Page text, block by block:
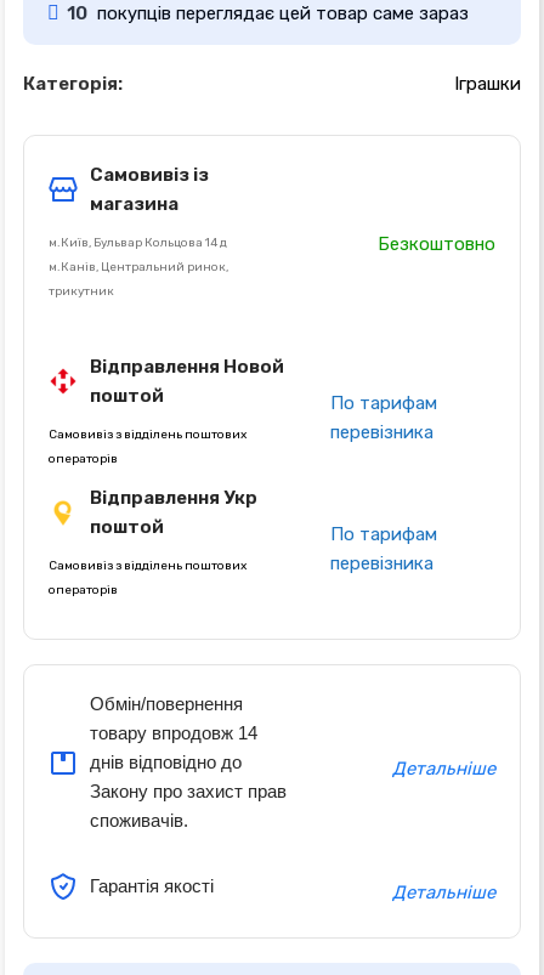
10 покупців переглядає цей товар саме зараз
Категорія: Іграшки
Самовивіз із
магазина
м.Київ, Бульвар Кольцова 14 д
м.Канів, Центральний ринок,
трикутник
Безкоштовно
Відправлення Новой
поштой
Самовивіз з відділень поштових
операторів
По тарифам
перевізника
Відправлення Укр
поштой
Самовивіз з відділень поштових
операторів
По тарифам
перевізника
Обмін/повернення
товару впродовж 14
днів відповідно до
Закону про захист прав
споживачів.
Детальніше
Гарантія якості Детальніше